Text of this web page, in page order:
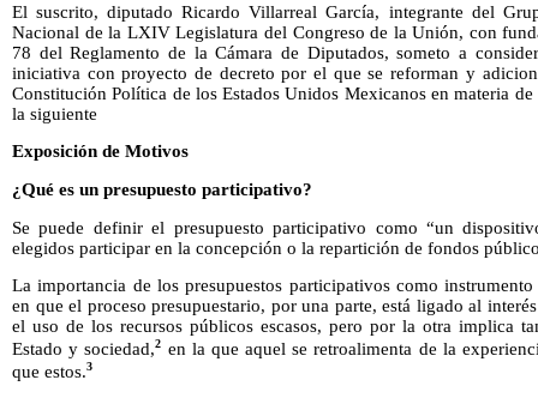
El suscrito, diputado Ricardo Villarreal García, integrante del
Nacional de la LXIV Legislatura del Congreso de la Unión, con
78 del Reglamento de la Cámara de Diputados, someto a
iniciativa con proyecto de decreto por el que se reforman y
Constitución Política de los Estados Unidos Mexicanos en materia
la siguiente
Exposición de Motivos
¿Qué es un presupuesto participativo?
Se puede definir el presupuesto participativo como “un
elegidos participar en la concepción o la repartición de fondos
La importancia de los presupuestos participativos como
en que el proceso presupuestario, por una parte, está ligado al
el uso de los recursos públicos escasos, pero por la otra implica
Estado y sociedad,2 en la que aquel se retroalimenta de la
que estos.3